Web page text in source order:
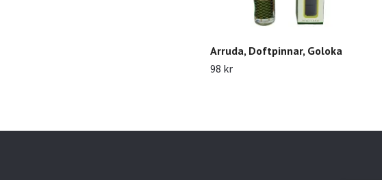
Arruda, Doftpinnar, Goloka
98 kr